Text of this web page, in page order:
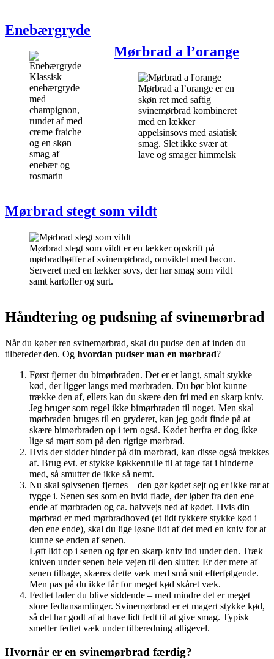
Enebærgryde
Klassisk
enebærgryde
med
champignon,
rundet af med
creme fraiche
og en skøn
smag af
enebær og
rosmarin
Mørbrad a l’orange
Mørbrad a l’orange er en
skøn ret med saftig
svinemørbrad kombineret
med en lækker
appelsinsovs med asiatisk
smag. Slet ikke svær at
lave og smager himmelsk
Mørbrad stegt som vildt
Mørbrad stegt som vildt er en lækker opskrift på
mørbradbøffer af svinemørbrad, omviklet med bacon.
Serveret med en lækker sovs, der har smag som vildt
samt kartofler og surt.
Håndtering og pudsning af svinemørbrad
Når du køber ren svinemørbrad, skal du pudse den af inden du
tilbereder den. Og hvordan pudser man en mørbrad?
Først fjerner du bimørbraden. Det er et langt, smalt stykke
kød, der ligger langs med mørbraden. Du bør blot kunne
trække den af, ellers kan du skære den fri med en skarp kniv.
Jeg bruger som regel ikke bimørbraden til noget. Men skal
mørbraden bruges til en gryderet, kan jeg godt finde på at
skære bimørbraden op i tern også. Kødet herfra er dog ikke
lige så mørt som på den rigtige mørbrad.
Hvis der sidder hinder på din mørbrad, kan disse også trækkes
af. Brug evt. et stykke køkkenrulle til at tage fat i hinderne
med, så smutter de ikke så nemt.
Nu skal sølvsenen fjernes – den gør kødet sejt og er ikke rar at
tygge i. Senen ses som en hvid flade, der løber fra den ene
ende af mørbraden og ca. halvvejs ned af kødet. Hvis din
mørbrad er med mørbradhoved (et lidt tykkere stykke kød i
den ene ende), skal du lige løsne lidt af det med en kniv for at
kunne se enden af senen.
Løft lidt op i senen og før en skarp kniv ind under den. Træk
kniven under senen hele vejen til den slutter. Er der mere af
senen tilbage, skæres dette væk med små snit efterfølgende.
Men pas på du ikke får for meget kød skåret væk.
Fedtet lader du blive siddende – med mindre det er meget
store fedtansamlinger. Svinemørbrad er et magert stykke kød,
så det har godt af at have lidt fedt til at give smag. Typisk
smelter fedtet væk under tilberedning alligevel.
Hvornår er en svinemørbrad færdig?